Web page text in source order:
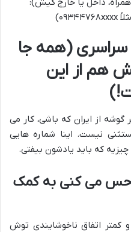
سراسری (همه جا
هم از این
از ایران که باشی، کار می
نیست. اینا شماره هایی
که باید یادشون بیفتی.
که حس می کنی به کمک
کمتر اتفاق ناخوشایندی توش